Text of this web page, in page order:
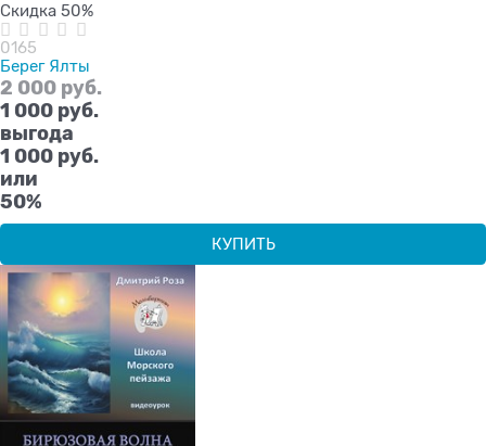
Скидка 50%
0165
Берег Ялты
2 000 руб.
1 000 руб.
выгода
1 000 руб.
или
50%
КУПИТЬ